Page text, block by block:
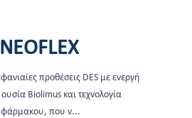
προθέσεις DES με ενεργή
Biolimus και τεχνολογία
φάρμακου, που ν...